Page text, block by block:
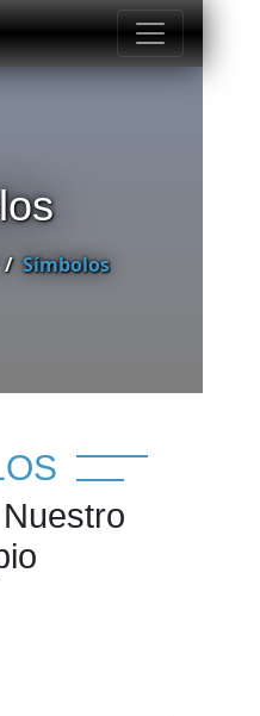
Símbolos